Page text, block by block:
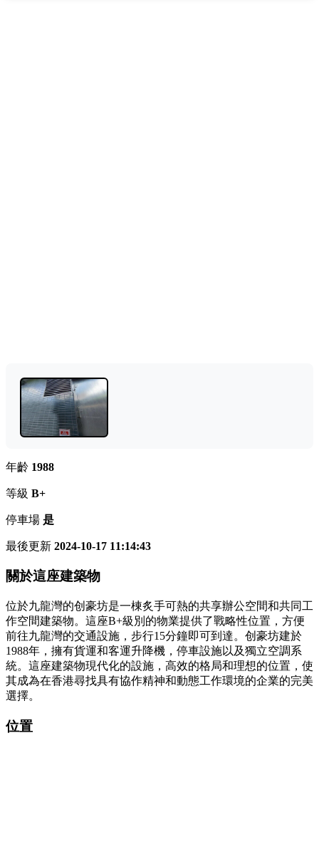
年齡 1988
等級 B+
停車場 是
最後更新 2024-10-17 11:14:43
關於這座建築物
位於九龍灣的创豪坊是一棟炙手可熱的共享辦公空間和共同工
作空間建築物。這座B+級別的物業提供了戰略性位置，方便
前往九龍灣的交通設施，步行15分鐘即可到達。创豪坊建於
1988年，擁有貨運和客運升降機，停車設施以及獨立空調系
統。這座建築物現代化的設施，高效的格局和理想的位置，使
其成為在香港尋找具有協作精神和動態工作環境的企業的完美
選擇。
位置